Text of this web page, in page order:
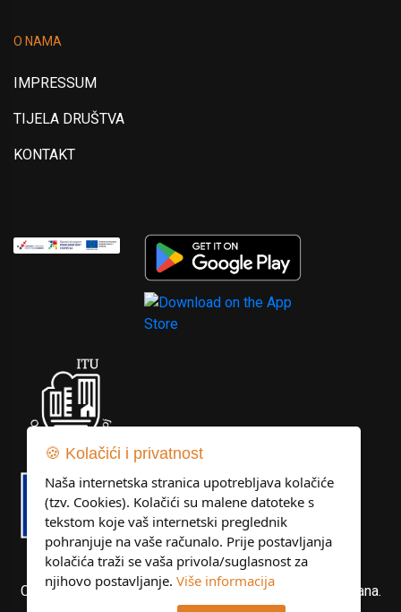
O NAMA
IMPRESSUM
TIJELA DRUŠTVA
KONTAKT
Copyright © Libertas Dubrovnik d.o.o. Sva prava pridržana.
🍪 Kolačići i privatnost
Naša internetska stranica upotrebljava kolačiće
(tzv. Cookies). Kolačići su malene datoteke s
tekstom koje vaš internetski preglednik
pohranjuje na vaše računalo. Prije postavljanja
kolačića traži se vaša privola/suglasnost za
njihovo postavljanje. Više informacija